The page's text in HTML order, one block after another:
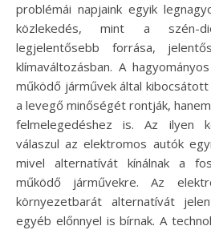
problémái napjaink egyik
közlekedés, mint a szén-
legjelentősebb forrása,
klímaváltozásban. A
működő járművek által kibocsátott
a levegő minőségét rontják,
felmelegedéshez is. Az ilyen
válaszul az elektromos autók
mivel alternatívát kínálnak a
működő járművekre. Az
környezetbarát alternatívát
egyéb előnnyel is bírnak. A